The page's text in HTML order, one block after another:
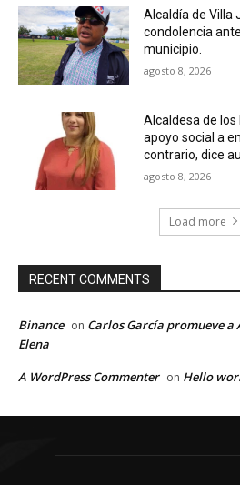
Alcaldía de Villa
condolencia
municipio.
agosto 8, 2026
Alcaldesa de
apoyo social a
contrario, dice
agosto 8, 2026
Load more
RECENT COMMENTS
Binance on Carlos García promueve a
Elena
A WordPress Commenter on Hello